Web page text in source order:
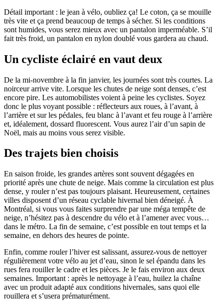
Détail important : le jean à vélo, oubliez ça! Le coton, ça se mouille
très vite et ça prend beaucoup de temps à sécher. Si les conditions
sont humides, vous serez mieux avec un pantalon imperméable. S’il
fait très froid, un pantalon en nylon doublé vous gardera au chaud.
Un cycliste éclairé en vaut deux
De la mi-novembre à la fin janvier, les journées sont très courtes. La
noirceur arrive vite. Lorsque les chutes de neige sont denses, c’est
encore pire. Les automobilistes voient à peine les cyclistes. Soyez
donc le plus voyant possible : réflecteurs aux roues, à l’avant, à
l’arrière et sur les pédales, feu blanc à l’avant et feu rouge à l’arrière
et, idéalement, dossard fluorescent. Vous aurez l’air d’un sapin de
Noël, mais au moins vous serez visible.
Des trajets bien choisis
En saison froide, les grandes artères sont souvent dégagées en
priorité après une chute de neige. Mais comme la circulation est plus
dense, y rouler n’est pas toujours plaisant. Heureusement, certaines
villes disposent d’un réseau cyclable hivernal bien déneigé. À
Montréal, si vous vous faites surprendre par une méga tempête de
neige, n’hésitez pas à descendre du vélo et à l’amener avec vous…
dans le métro. La fin de semaine, c’est possible en tout temps et la
semaine, en dehors des heures de pointe.
Enfin, comme rouler l’hiver est salissant, assurez-vous de nettoyer
régulièrement votre vélo au jet d’eau, sinon le sel épandu dans les
rues fera rouiller le cadre et les pièces. Je le fais environ aux deux
semaines. Important : après le nettoyage à l’eau, huilez la chaîne
avec un produit adapté aux conditions hivernales, sans quoi elle
rouillera et s’usera prématurément.